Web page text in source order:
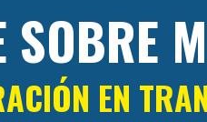
SOBRE
EN